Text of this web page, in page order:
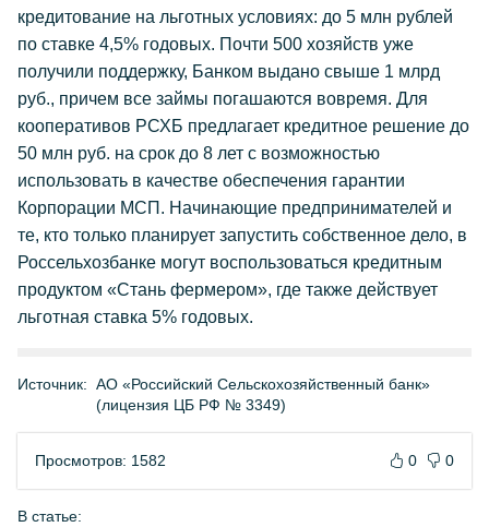
кредитование на льготных условиях: до 5 млн рублей
по ставке 4,5% годовых. Почти 500 хозяйств уже
получили поддержку, Банком выдано свыше 1 млрд
руб., причем все займы погашаются вовремя. Для
кооперативов РСХБ предлагает кредитное решение до
50 млн руб. на срок до 8 лет с возможностью
использовать в качестве обеспечения гарантии
Корпорации МСП. Начинающие предпринимателей и
те, кто только планирует запустить собственное дело, в
Россельхозбанке могут воспользоваться кредитным
продуктом «Стань фермером», где также действует
льготная ставка 5% годовых.
Источник: АО «Российский Сельскохозяйственный банк»
(лицензия ЦБ РФ № 3349)
Просмотров: 1582 0 0
В статье: